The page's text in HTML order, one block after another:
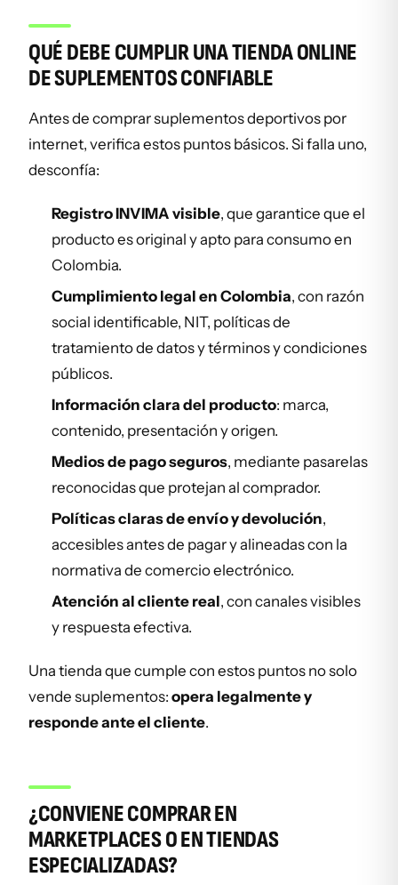
QUÉ DEBE CUMPLIR UNA TIENDA ONLINE
DE SUPLEMENTOS CONFIABLE
Antes de comprar suplementos deportivos por
internet, verifica estos puntos básicos. Si falla uno,
desconfía:
Registro INVIMA visible, que garantice que el
producto es original y apto para consumo en
Colombia.
Cumplimiento legal en Colombia, con razón
social identificable, NIT, políticas de
tratamiento de datos y términos y condiciones
públicos.
Información clara del producto: marca,
contenido, presentación y origen.
Medios de pago seguros, mediante pasarelas
reconocidas que protejan al comprador.
Políticas claras de envío y devolución,
accesibles antes de pagar y alineadas con la
normativa de comercio electrónico.
Atención al cliente real, con canales visibles
y respuesta efectiva.
Una tienda que cumple con estos puntos no solo
vende suplementos: opera legalmente y
responde ante el cliente.
¿CONVIENE COMPRAR EN
MARKETPLACES O EN TIENDAS
ESPECIALIZADAS?